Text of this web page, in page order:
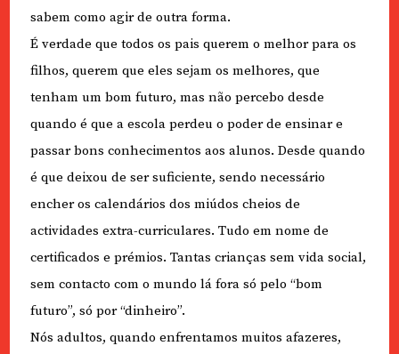
sabem como agir de outra forma.
É verdade que todos os pais querem o melhor para os
filhos, querem que eles sejam os melhores, que
tenham um bom futuro, mas não percebo desde
quando é que a escola perdeu o poder de ensinar e
passar bons conhecimentos aos alunos. Desde quando
é que deixou de ser suficiente, sendo necessário
encher os calendários dos miúdos cheios de
actividades extra-curriculares. Tudo em nome de
certificados e prémios. Tantas crianças sem vida social,
sem contacto com o mundo lá fora só pelo “bom
futuro”, só por “dinheiro”.
Nós adultos, quando enfrentamos muitos afazeres,